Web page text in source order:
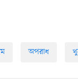
অপরাধ